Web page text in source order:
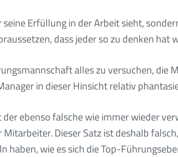
Erfüllung in der Arbeit sieht,
dass jeder so zu denken hat
alles zu versuchen, die
in dieser Hinsicht relativ
ebenso falsche wie immer wieder
Dieser Satz ist deshalb
haben, wie es sich die Top-